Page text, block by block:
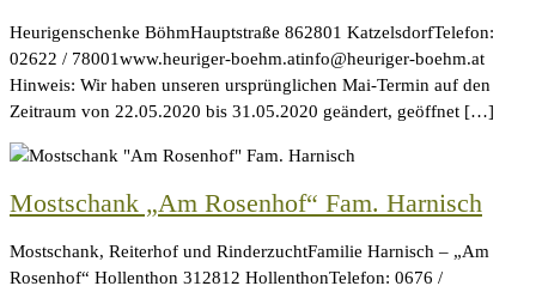
Heurigenschenke BöhmHauptstraße 862801 KatzelsdorfTelefon:
02622 / 78001www.heuriger-boehm.atinfo@heuriger-boehm.at
Hinweis: Wir haben unseren ursprünglichen Mai-Termin auf den
Zeitraum von 22.05.2020 bis 31.05.2020 geändert, geöffnet […]
Mostschank „Am Rosenhof“ Fam. Harnisch
Mostschank, Reiterhof und RinderzuchtFamilie Harnisch – „Am
Rosenhof“ Hollenthon 312812 HollenthonTelefon: 0676 /